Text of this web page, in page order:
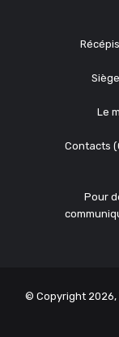
Le
Contacts
Pour
© Copyright